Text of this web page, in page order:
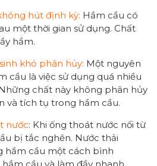
hút định kỳ: Hầm cầu có
một thời gian sử dụng. Chất
hầm.
khó phân hủy: Một nguyên
cầu là việc sử dụng quá nhiều
chất này không phân hủy
và tích tụ trong hầm cầu.
nước: Khi ống thoát nước nối từ
bị tắc nghẽn. Nước thải
hầm cầu một cách bình